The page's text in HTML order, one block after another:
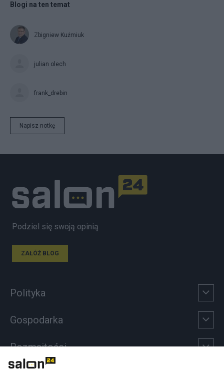
Blogi na ten temat
Zbigniew Kuźmiuk
julian olech
frank_drebin
Napisz notkę
Podziel się swoją opinią
ZAŁÓŻ BLOG
Polityka
Gospodarka
Rozmaitości